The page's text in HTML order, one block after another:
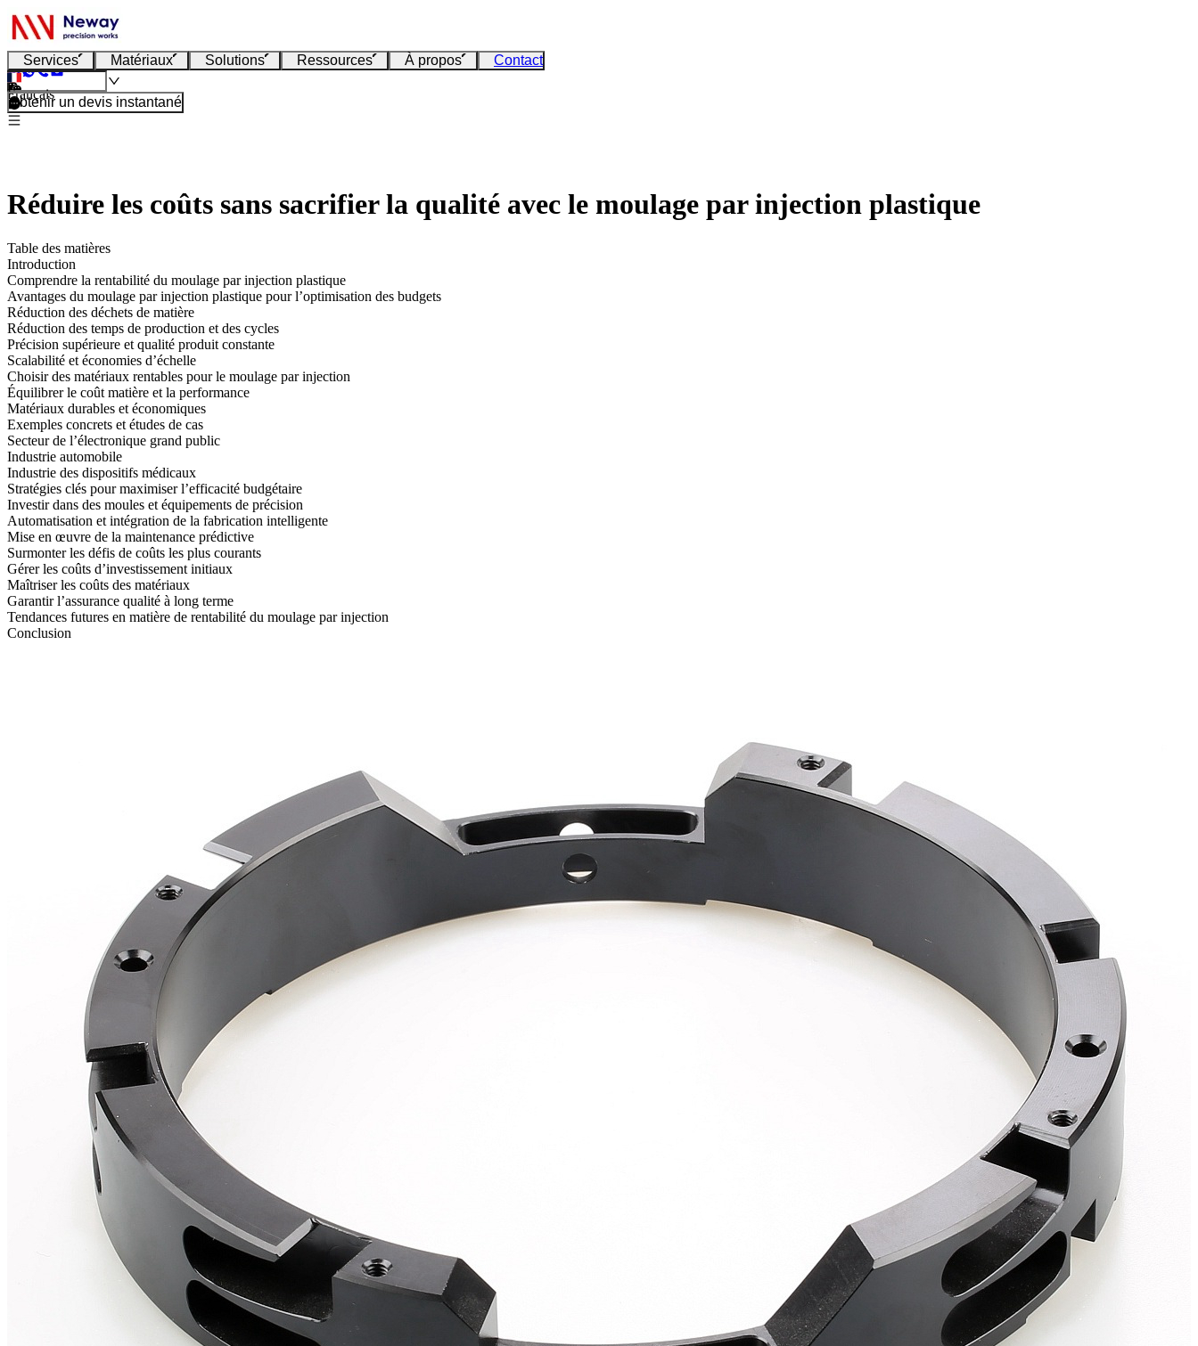
Services Matériaux Solutions Ressources À propos Contact
Français
Obtenir un devis instantané
Réduire les coûts sans sacrifier la qualité avec le moulage par injection plastique
Table des matières
Introduction
Comprendre la rentabilité du moulage par injection plastique
Avantages du moulage par injection plastique pour l’optimisation des budgets
Réduction des déchets de matière
Réduction des temps de production et des cycles
Précision supérieure et qualité produit constante
Scalabilité et économies d’échelle
Choisir des matériaux rentables pour le moulage par injection
Équilibrer le coût matière et la performance
Matériaux durables et économiques
Exemples concrets et études de cas
Secteur de l’électronique grand public
Industrie automobile
Industrie des dispositifs médicaux
Stratégies clés pour maximiser l’efficacité budgétaire
Investir dans des moules et équipements de précision
Automatisation et intégration de la fabrication intelligente
Mise en œuvre de la maintenance prédictive
Surmonter les défis de coûts les plus courants
Gérer les coûts d’investissement initiaux
Maîtriser les coûts des matériaux
Garantir l’assurance qualité à long terme
Tendances futures en matière de rentabilité du moulage par injection
Conclusion